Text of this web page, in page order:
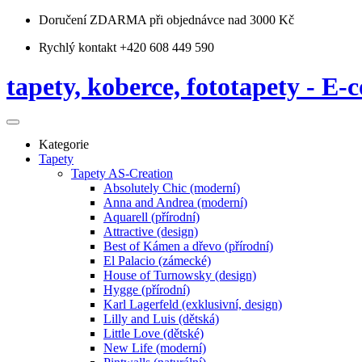
Doručení ZDARMA při objednávce nad 3000 Kč
Rychlý kontakt +420 608 449 590
tapety, koberce, fototapety - E-
Kategorie
Tapety
Tapety AS-Creation
Absolutely Chic (moderní)
Anna and Andrea (moderní)
Aquarell (přírodní)
Attractive (design)
Best of Kámen a dřevo (přírodní)
El Palacio (zámecké)
House of Turnowsky (design)
Hygge (přírodní)
Karl Lagerfeld (exklusivní, design)
Lilly and Luis (dětská)
Little Love (dětské)
New Life (moderní)